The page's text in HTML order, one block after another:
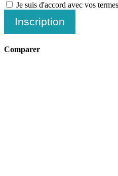
Je suis d'accord avec vos
Inscription
Comparer